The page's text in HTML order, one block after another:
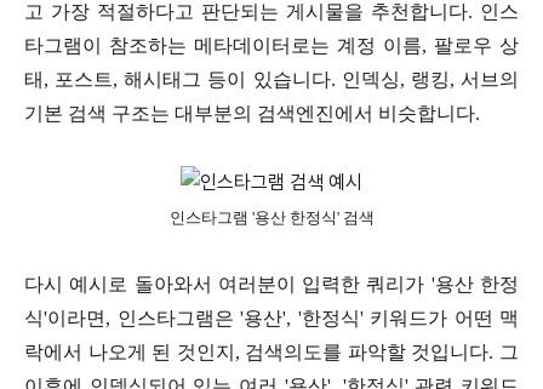
고 가장 적절하다고 판단되는 게시물을 추천합니다. 인스
타그램이 참조하는 메타데이터로는 계정 이름, 팔로우 상
태, 포스트, 해시태그 등이 있습니다. 인덱싱, 랭킹, 서브의
기본 검색 구조는 대부분의 검색엔진에서 비슷합니다.
인스타그램 '용산 한정식' 검색
다시 예시로 돌아와서 여러분이 입력한 쿼리가 '용산 한정
식'이라면, 인스타그램은 '용산', '한정식' 키워드가 어떤 맥
락에서 나오게 된 것인지, 검색의도를 파악할 것입니다. 그